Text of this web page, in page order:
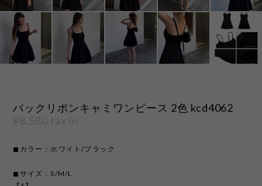
バックリボンキャミワンピース 2色 kcd4062
◼︎カラー：ホワイト/ブラック
◼︎サイズ：S/M/L